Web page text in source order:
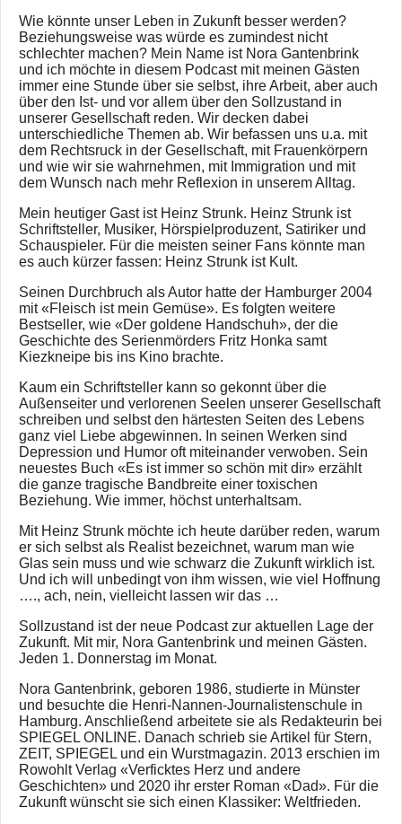
Wie könnte unser Leben in Zukunft besser werden?
Beziehungsweise was würde es zumindest nicht
schlechter machen? Mein Name ist Nora Gantenbrink
und ich möchte in diesem Podcast mit meinen Gästen
immer eine Stunde über sie selbst, ihre Arbeit, aber auch
über den Ist- und vor allem über den Sollzustand in
unserer Gesellschaft reden. Wir decken dabei
unterschiedliche Themen ab. Wir befassen uns u.a. mit
dem Rechtsruck in der Gesellschaft, mit Frauenkörpern
und wie wir sie wahrnehmen, mit Immigration und mit
dem Wunsch nach mehr Reflexion in unserem Alltag.
Mein heutiger Gast ist Heinz Strunk. Heinz Strunk ist
Schriftsteller, Musiker, Hörspielproduzent, Satiriker und
Schauspieler. Für die meisten seiner Fans könnte man
es auch kürzer fassen: Heinz Strunk ist Kult.
Seinen Durchbruch als Autor hatte der Hamburger 2004
mit «Fleisch ist mein Gemüse». Es folgten weitere
Bestseller, wie «Der goldene Handschuh», der die
Geschichte des Serienmörders Fritz Honka samt
Kiezkneipe bis ins Kino brachte.
Kaum ein Schriftsteller kann so gekonnt über die
Außenseiter und verlorenen Seelen unserer Gesellschaft
schreiben und selbst den härtesten Seiten des Lebens
ganz viel Liebe abgewinnen. In seinen Werken sind
Depression und Humor oft miteinander verwoben. Sein
neuestes Buch «Es ist immer so schön mit dir» erzählt
die ganze tragische Bandbreite einer toxischen
Beziehung. Wie immer, höchst unterhaltsam.
Mit Heinz Strunk möchte ich heute darüber reden, warum
er sich selbst als Realist bezeichnet, warum man wie
Glas sein muss und wie schwarz die Zukunft wirklich ist.
Und ich will unbedingt von ihm wissen, wie viel Hoffnung
…., ach, nein, vielleicht lassen wir das …
Sollzustand ist der neue Podcast zur aktuellen Lage der
Zukunft. Mit mir, Nora Gantenbrink und meinen Gästen.
Jeden 1. Donnerstag im Monat.
Nora Gantenbrink, geboren 1986, studierte in Münster
und besuchte die Henri-Nannen-Journalistenschule in
Hamburg. Anschließend arbeitete sie als Redakteurin bei
SPIEGEL ONLINE. Danach schrieb sie Artikel für Stern,
ZEIT, SPIEGEL und ein Wurstmagazin. 2013 erschien im
Rowohlt Verlag «Verficktes Herz und andere
Geschichten» und 2020 ihr erster Roman «Dad». Für die
Zukunft wünscht sie sich einen Klassiker: Weltfrieden.